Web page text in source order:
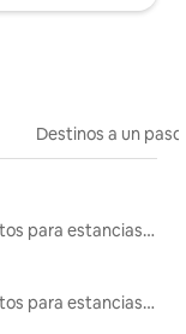
Destinos a un
Alojamientos para estancias largas
Alojamientos para estancias largas